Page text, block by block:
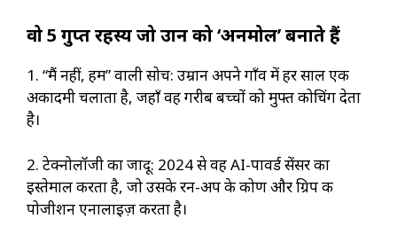
वो 5 गुप्त रहस्य जो उम्रान को ‘अनमोल’ बनाते हैं
1. “मैं नहीं, हम” वाली सोच: उम्रान अपने गाँव में हर साल एक
अकादमी चलाता है, जहाँ वह गरीब बच्चों को मुफ्त कोचिंग देता
है।
2. टेक्नोलॉजी का जादू: 2024 से वह AI-पावर्ड सेंसर का
इस्तेमाल करता है, जो उसके रन-अप के कोण और ग्रिप की
पोजीशन एनालाइज़ करता है।